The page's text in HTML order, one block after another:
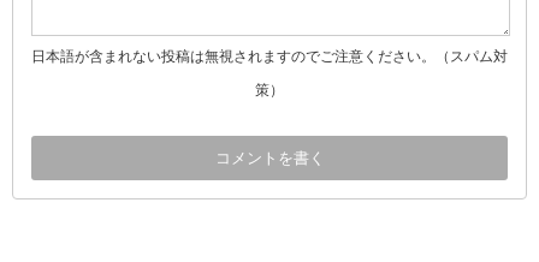
日本語が含まれない投稿は無視されますのでご注意ください。（スパム対
策）